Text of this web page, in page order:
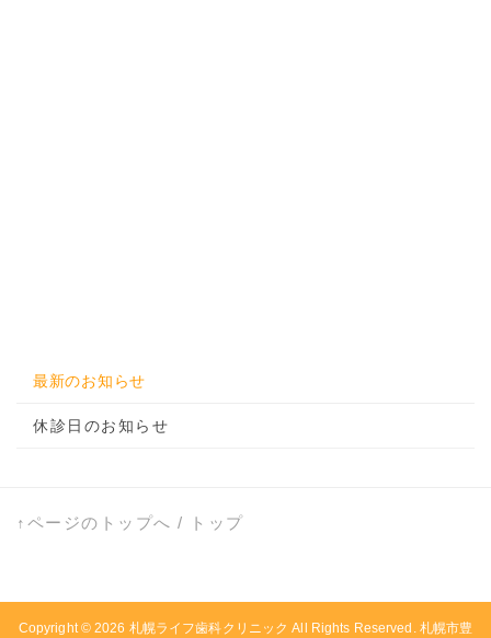
最新のお知らせ
休診日のお知らせ
↑ページのトップへ / トップ
Copyright © 2026 札幌ライフ歯科クリニック All Rights Reserved. 札幌市豊